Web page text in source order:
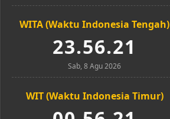
WITA (Waktu Indonesia Tengah)
23.56.22
Sab, 8 Agu 2026
WIT (Waktu Indonesia Timur)